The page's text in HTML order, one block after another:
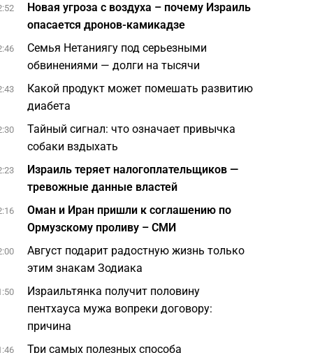
Новая угроза с воздуха – почему Израиль
опасается дронов-камикадзе
Семья Нетаниягу под серьезными
обвинениями — долги на тысячи
Какой продукт может помешать развитию
диабета
Тайный сигнал: что означает привычка
собаки вздыхать
Израиль теряет налогоплательщиков —
тревожные данные властей
Оман и Иран пришли к соглашению по
Ормузскому проливу – СМИ
Август подарит радостную жизнь только
этим знакам Зодиака
Израильтянка получит половину
пентхауса мужа вопреки договору:
причина
Три самых полезных способа